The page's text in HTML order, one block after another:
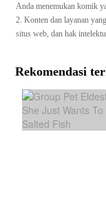
Anda menemukan komik
2. Konten dan layanan
situs web, dan hak
Rekomendasi